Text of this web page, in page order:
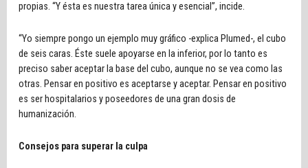
propias. “Y ésta es nuestra tarea única y esencial”, incide.
“Yo siempre pongo un ejemplo muy gráfico -explica Plumed-, el cubo
de seis caras. Éste suele apoyarse en la inferior, por lo tanto es
preciso saber aceptar la base del cubo, aunque no se vea como las
otras. Pensar en positivo es aceptarse y aceptar. Pensar en positivo
es ser hospitalarios y poseedores de una gran dosis de
humanización.
Consejos para superar la culpa